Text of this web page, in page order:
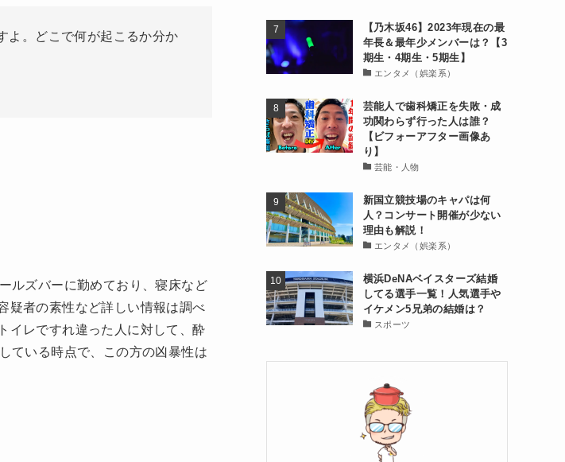
よ。どこで何が起こるか分か
ルズバーに勤めており、寝床など
疑者の素性など詳しい情報は調べ
イレですれ違った人に対して、酔
ている時点で、この方の凶暴性は
【乃木坂46】2023年現在の最
年長＆最年少メンバーは？【3
期生・4期生・5期生】
エンタメ（娯楽系）
芸能人で歯科矯正を失敗・成
功関わらず行った人は誰？
【ビフォーアフター画像あ
り】
芸能・人物
新国立競技場のキャパは何
人？コンサート開催が少ない
理由も解説！
エンタメ（娯楽系）
横浜DeNAベイスターズ結婚
してる選手一覧！人気選手や
イケメン5兄弟の結婚は？
スポーツ